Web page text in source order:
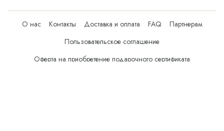
О нас Контакты Доставка и оплата FAQ
Партнерам
Пользовательское соглашение
Оферта на приобретение подарочного сертификата